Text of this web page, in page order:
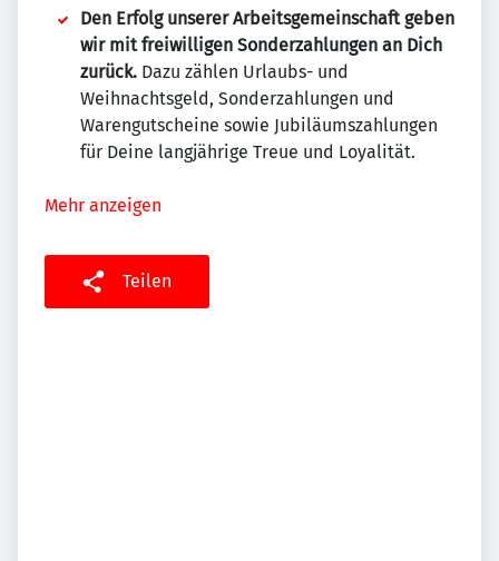
Den Erfolg unserer Arbeitsgemeinschaft geben
wir mit freiwilligen Sonderzahlungen an Dich
zurück. Dazu zählen Urlaubs- und
Weihnachtsgeld, Sonderzahlungen und
Warengutscheine sowie Jubiläumszahlungen
für Deine langjährige Treue und Loyalität.
Mehr anzeigen
Teilen